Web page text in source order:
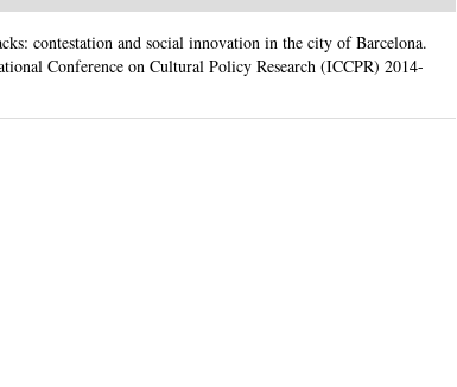
contestation and social innovation in the city of Barcelona.
Conference on Cultural Policy Research (ICCPR) 2014-